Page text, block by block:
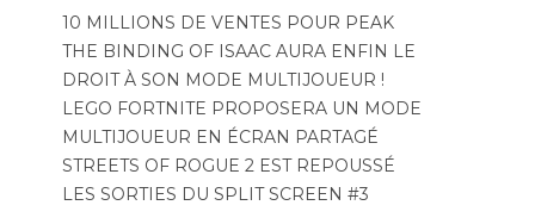
10 MILLIONS DE VENTES POUR PEAK
THE BINDING OF ISAAC AURA ENFIN LE
DROIT À SON MODE MULTIJOUEUR !
LEGO FORTNITE PROPOSERA UN MODE
MULTIJOUEUR EN ÉCRAN PARTAGÉ
STREETS OF ROGUE 2 EST REPOUSSÉ
LES SORTIES DU SPLIT SCREEN #3